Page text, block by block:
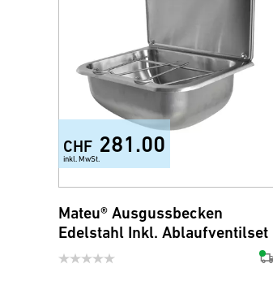
CHF 281.00
inkl. MwSt.
Mateu® Ausgussbecken
Edelstahl Inkl. Ablaufventilset